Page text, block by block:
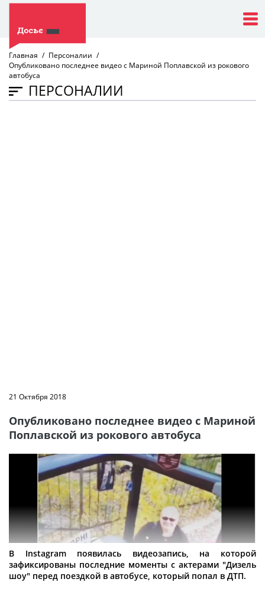
Главная
Персоналии
Опубликовано последнее видео с Мариной Поплавской из рокового
автобуса
ПЕРСОНАЛИИ
21 Октября 2018
Опубликовано последнее видео с Мариной
Поплавской из рокового автобуса
В Instagram появилась видеозапись, на которой
зафиксированы последние моменты с актерами "Дизель
шоу" перед поездкой в автобусе, который попал в ДТП.